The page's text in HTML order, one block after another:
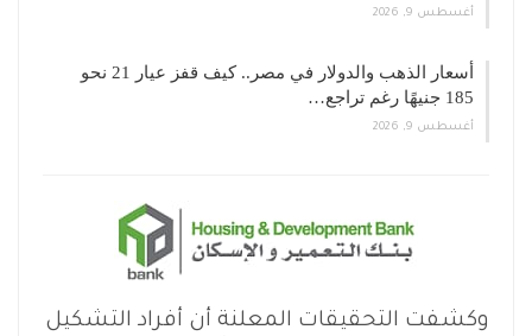
أغسطس 9, 2026
أسعار الذهب والدولار في مصر.. كيف قفز عيار 21 نحو
185 جنيهًا رغم تراجع…
أغسطس 9, 2026
وكشفت التحقيقات المعلنة أن أفراد التشكيل